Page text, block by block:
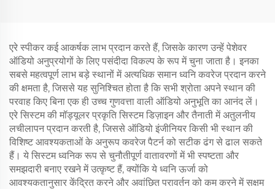
एरे स्पीकर कई आकर्षक लाभ प्रदान करते हैं, जिसके कारण उन्हें पेशेवर
ऑडियो अनुप्रयोगों के लिए पसंदीदा विकल्प के रूप में चुना जाता है। इनका
सबसे महत्वपूर्ण लाभ बड़े स्थानों में अत्यधिक समान ध्वनि कवरेज प्रदान करने
की क्षमता है, जिससे यह सुनिश्चित होता है कि सभी श्रोता अपने स्थान की
परवाह किए बिना एक ही उच्च गुणवत्ता वाली ऑडियो अनुभूति का आनंद लें।
एरे सिस्टम की मॉड्यूलर प्रकृति सिस्टम डिज़ाइन और तैनाती में अतुलनीय
लचीलापन प्रदान करती है, जिससे ऑडियो इंजीनियर किसी भी स्थान की
विशिष्ट आवश्यकताओं के अनुरूप कवरेज पैटर्न को सटीक ढंग से ढाल सकते
हैं। ये सिस्टम ध्वनिक रूप से चुनौतीपूर्ण वातावरणों में भी स्पष्टता और
समझदारी बनाए रखने में उत्कृष्ट हैं, क्योंकि ये ध्वनि ऊर्जा को
आवश्यकतानुसार केंद्रित करने और अवांछित परावर्तन को कम करने में सक्षम